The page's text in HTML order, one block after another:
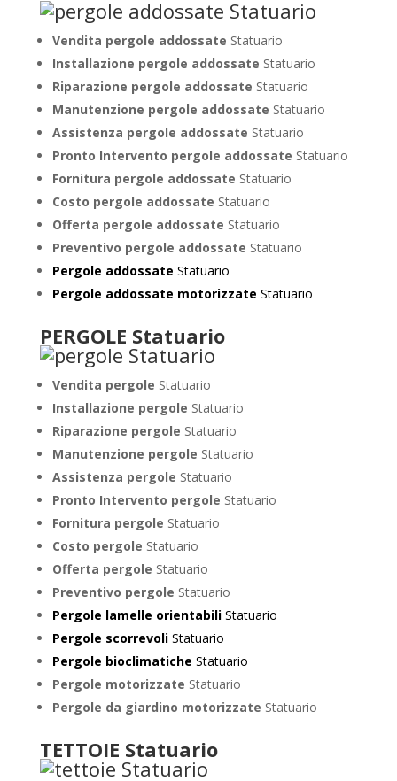
Vendita pergole addossate Statuario
Installazione pergole addossate Statuario
Riparazione pergole addossate Statuario
Manutenzione pergole addossate Statuario
Assistenza pergole addossate Statuario
Pronto Intervento pergole addossate Statuario
Fornitura pergole addossate Statuario
Costo pergole addossate Statuario
Offerta pergole addossate Statuario
Preventivo pergole addossate Statuario
Pergole addossate Statuario
Pergole addossate motorizzate Statuario
PERGOLE Statuario
Vendita pergole Statuario
Installazione pergole Statuario
Riparazione pergole Statuario
Manutenzione pergole Statuario
Assistenza pergole Statuario
Pronto Intervento pergole Statuario
Fornitura pergole Statuario
Costo pergole Statuario
Offerta pergole Statuario
Preventivo pergole Statuario
Pergole lamelle orientabiliStatuario
Pergole scorrevoliStatuario
Pergole bioclimatiche Statuario
Pergole motorizzate Statuario
Pergole da giardino motorizzate Statuario
TETTOIE Statuario